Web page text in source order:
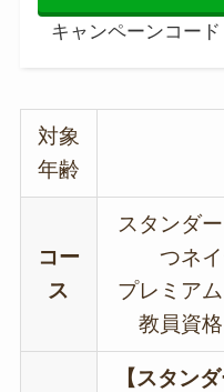
キャンペーンコード
対象
年齢
コー
ス
スタンダ
つネ
プレミア
教員資
【スタン